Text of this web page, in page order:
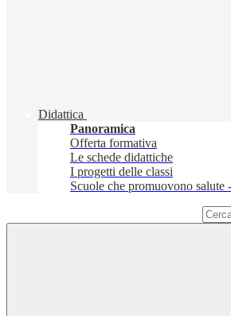
Didattica
Panoramica
Offerta formativa
Le schede didattiche
I progetti delle classi
Scuole che promuovono salute